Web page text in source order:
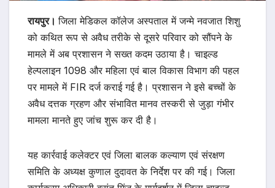
रायपुर।जिला मेडिकल कॉलेज अस्पताल में जन्मे नवजात शिशु
को कथित रूप से अवैध तरीके से दूसरे परिवार को सौंपने के
मामले में अब प्रशासन ने सख्त कदम उठाया है। चाइल्ड
हेल्पलाइन 1098 और महिला एवं बाल विकास विभाग की पहल
पर मामले में FIR दर्ज कराई गई है। प्रशासन ने इसे बच्चों के
अवैध दत्तक ग्रहण और संभावित मानव तस्करी से जुड़ा गंभीर
मामला मानते हुए जांच शुरू कर दी है।
यह कार्रवाई कलेक्टर एवं जिला बालक कल्याण एवं संरक्षण
समिति के अध्यक्ष कुणाल दुदावत के निर्देश पर की गई। जिला